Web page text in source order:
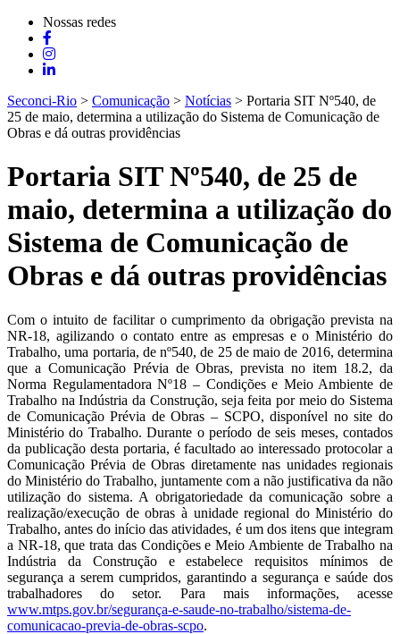
Nossas redes
Seconci-Rio > Comunicação > Notícias > Portaria SIT Nº540, de
25 de maio, determina a utilização do Sistema de Comunicação de
Obras e dá outras providências
Portaria SIT Nº540, de 25 de
maio, determina a utilização do
Sistema de Comunicação de
Obras e dá outras providências
Com o intuito de facilitar o cumprimento da obrigação prevista na
NR-18, agilizando o contato entre as empresas e o Ministério do
Trabalho, uma portaria, de nº540, de 25 de maio de 2016, determina
que a Comunicação Prévia de Obras, prevista no item 18.2, da
Norma Regulamentadora Nº18 – Condições e Meio Ambiente de
Trabalho na Indústria da Construção, seja feita por meio do Sistema
de Comunicação Prévia de Obras – SCPO, disponível no site do
Ministério do Trabalho. Durante o período de seis meses, contados
da publicação desta portaria, é facultado ao interessado protocolar a
Comunicação Prévia de Obras diretamente nas unidades regionais
do Ministério do Trabalho, juntamente com a não justificativa da não
utilização do sistema. A obrigatoriedade da comunicação sobre a
realização/execução de obras à unidade regional do Ministério do
Trabalho, antes do início das atividades, é um dos itens que integram
a NR-18, que trata das Condições e Meio Ambiente de Trabalho na
Indústria da Construção e estabelece requisitos mínimos de
segurança a serem cumpridos, garantindo a segurança e saúde dos
trabalhadores do setor. Para mais informações, acesse
www.mtps.gov.br/segurança-e-saude-no-trabalho/sistema-de-
comunicacao-previa-de-obras-scpo.